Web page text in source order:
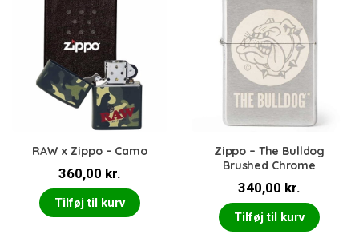
RAW x Zippo – Camo
360,00 kr.
Tilføj til kurv
Zippo – The Bulldog
Brushed Chrome
340,00 kr.
Tilføj til kurv